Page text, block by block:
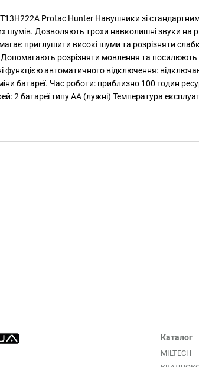
Protac Hunter Навушники зі
шумів. Дозволяють трохи навколишні звуки на
приглушити високі шуми та розрізняти
Допомагають розрізняти мовлення та
функцією автоматичного відключення:
батареї. Час роботи: приблизно 100 годин
2 батареї типу AA (лужні) Температура
Каталог
MILTECH